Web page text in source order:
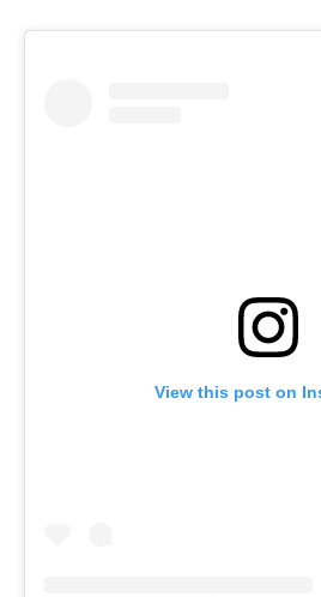
View this post on